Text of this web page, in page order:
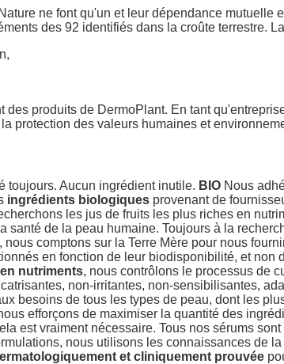
ne font qu'un et leur dépendance mutuelle
des 92 identifiés dans la croûte terrestre.
produits de DermoPlant. En tant
protection des valeurs humaines et
toujours. Aucun ingrédient inutile. BIO Nous
ingrédients biologiques provenant de
les jus de fruits les plus riches en
santé de la peau humaine. Toujours à la
comptons sur la Terre Mère pour nous
en fonction de leur biodisponibilité, et non
nutriments, nous contrôlons le processus de
non-irritantes, non-sensibilisantes,
besoins de tous les types de peau, dont les
efforçons de maximiser la quantité des
est vraiment nécessaire. Tous nos sérums
nous utilisons les connaissances de
et cliniquement prouvée